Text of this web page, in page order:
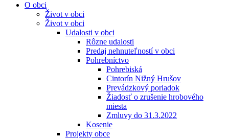
O obci
Život v obci
Život v obci
Udalosti v obci
Rôzne udalosti
Predaj nehnuteľností v obci
Pohrebníctvo
Pohrebiská
Cintorín Nižný Hrušov
Prevádzkový poriadok
Žiadosť o zrušenie hrobového
miesta
Zmluvy do 31.3.2022
Kosenie
Projekty obce